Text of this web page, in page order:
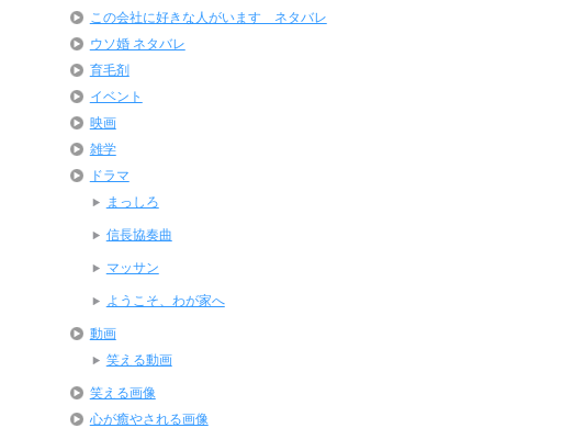
この会社に好きな人がいます ネタバレ
ウソ婚 ネタバレ
育毛剤
イベント
映画
雑学
ドラマ
まっしろ
信長協奏曲
マッサン
ようこそ、わが家へ
動画
笑える動画
笑える画像
心が癒やされる画像